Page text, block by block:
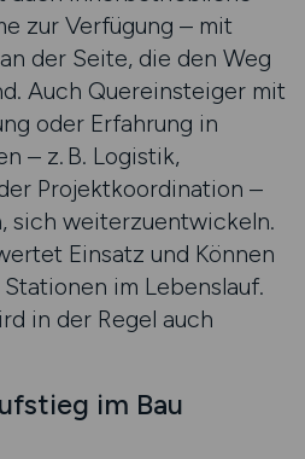
zur Verfügung – mit
der Seite, die den Weg
Auch Quereinsteiger mit
oder Erfahrung in
– z. B. Logistik,
Projektkoordination –
sich weiterzuentwickeln.
Einsatz und Können
im Lebenslauf.
in der Regel auch
im Bau